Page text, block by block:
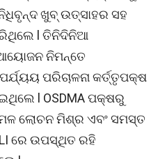
ଖୁବ୍ ଉତ୍ସାହର ସହ
l ତିନିଦିନିଆ
ନିମନ୍ତେ
ପରିଚାଳନା କର୍ତ୍ତୃପକ୍ଷ
l OSDMA ପକ୍ଷରୁ
କମଳ ଲୋଚନ ମିଶ୍ର ଏବଂ ସମସ୍ତ
ରେ ଉପସ୍ଥିତ ରହି